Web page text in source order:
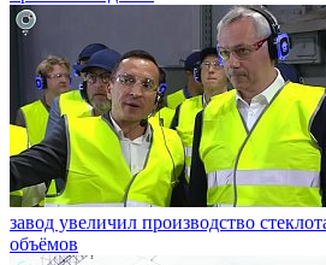
завод увеличил производство
объёмов